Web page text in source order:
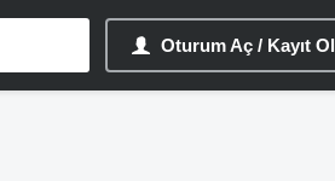
Oturum Aç / Kayıt Ol